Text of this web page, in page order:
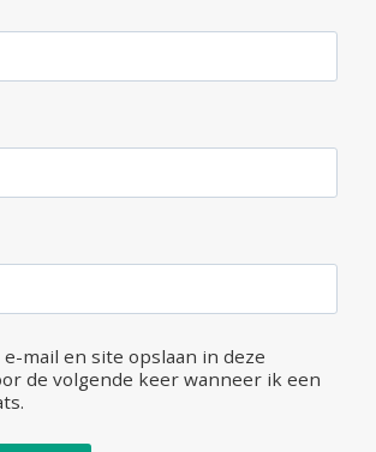
mail en site opslaan in deze
de volgende keer wanneer ik een